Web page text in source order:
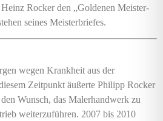
Rocker den „Goldenen Meister­
seines Meister­briefes.
wegen Krank­heit aus der
Zeit­punkt äußerte Philipp Rocker
Wunsch, das Maler­hand­werk zu
weiter­zu­führen. 2007 bis 2010